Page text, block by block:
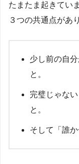
たまたま起きてい
３つの共通点があ
少し前の自
と。
完璧じゃな
と。
そして「誰